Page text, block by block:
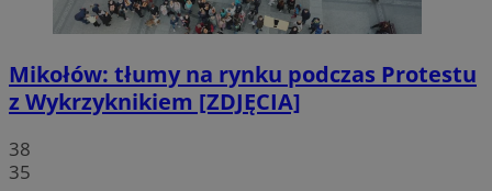
Mikołów: tłumy na rynku podczas Protestu
z Wykrzyknikiem [ZDJĘCIA]
38
35